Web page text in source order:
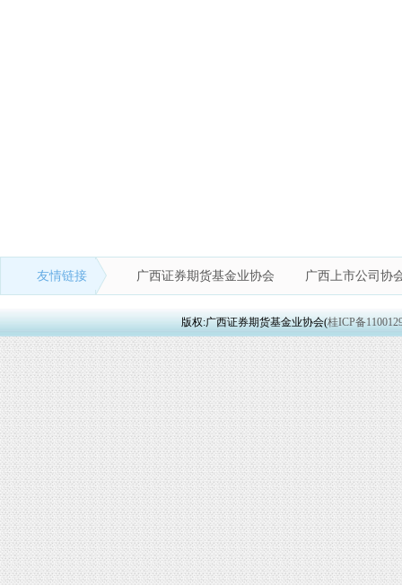
友情链接 广西证券期货基金业协会 广西上市公司协
版权:广西证券期货基金业协会(桂ICP备